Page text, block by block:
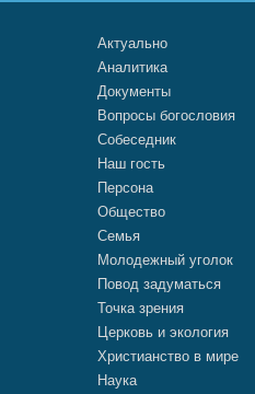
Актуально
Аналитика
Документы
Вопросы богословия
Собеседник
Наш гость
Персона
Общество
Семья
Молодежный уголок
Повод задуматься
Точка зрения
Церковь и экология
Христианство в мире
Наука